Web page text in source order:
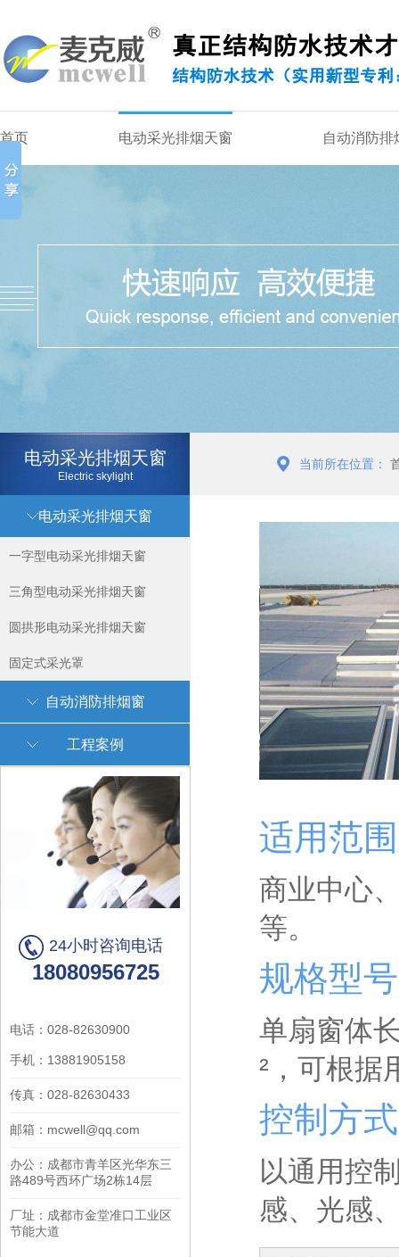
首页 电动采光排烟天窗 自动消防排
当前所在位置：
电动采光排烟天窗
Electric skylight
电动采光排烟天窗
一字型电动采光排烟天窗
三角型电动采光排烟天窗
圆拱形电动采光排烟天窗
固定式采光罩
自动消防排烟窗
工程案例
24小时咨询电话
18080956725
电话：028-82630900
手机：13881905158
传真：028-82630433
邮箱：mcwell@qq.com
办公：成都市青羊区光华东三
路489号西环广场2栋14层
厂址：成都市金堂准口工业区
节能大道
适用范
商业中心
等。
规格型
单扇窗体
²，可根据
控制方
以通用控
感、光感